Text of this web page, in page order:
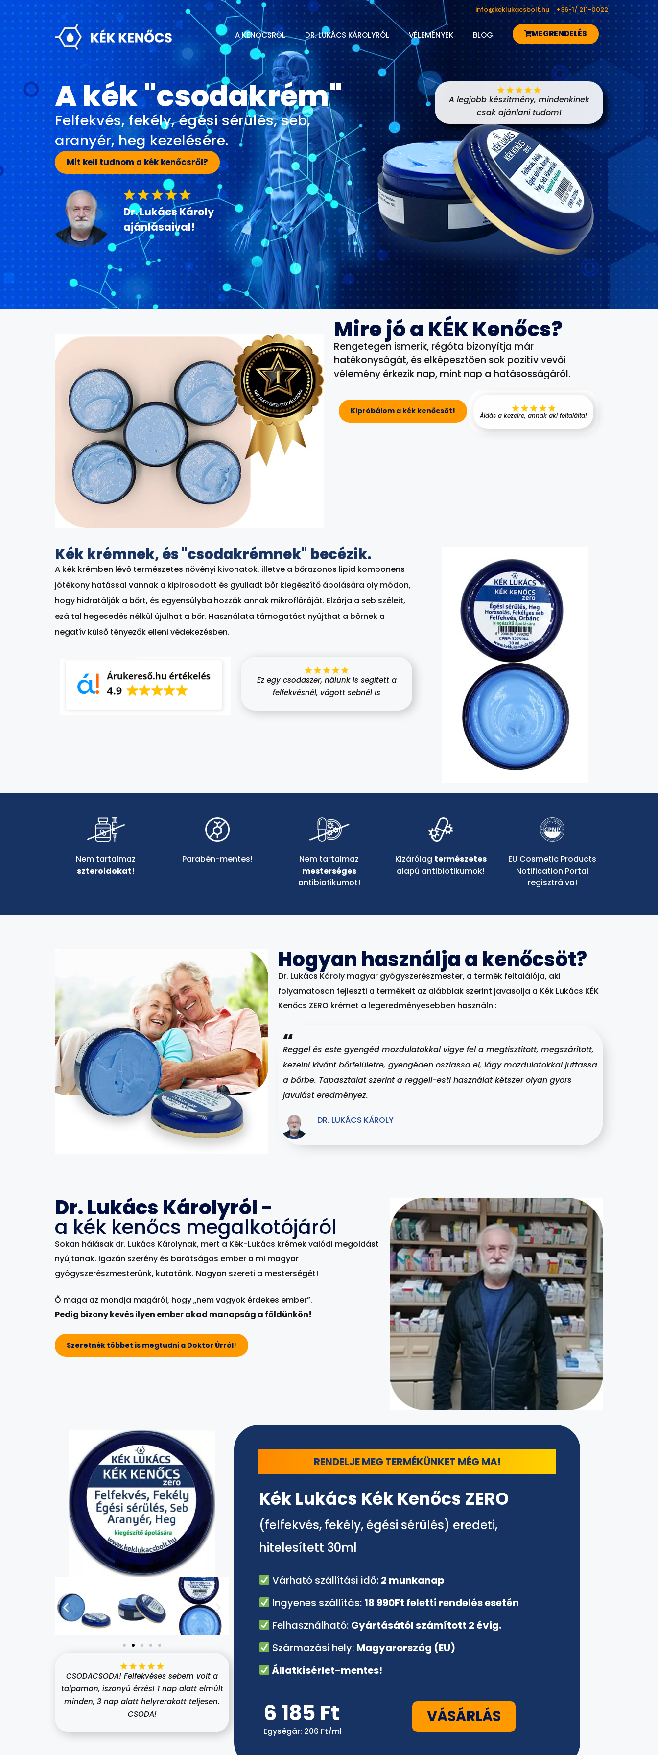
info@keklukacsbolt.hu +36-1/ 211-0022
A KENŐCSRŐL DR. LUKÁCS KÁROLYRÓL VÉLEMÉNYEK BLOG MEGRENDELÉS
A kék "csodakrém"
Felfekvés, fekély, égési sérülés, seb,
aranyér, heg kezelésére.
Mit kell tudnom a kék kenőcsről?
Dr. Lukács Károly
ajánlásaival!
A legjobb készítmény, mindenkinek
csak ajánlani tudom!
Mire jó a KÉK Kenőcs?
Rengetegen ismerik, régóta bizonyítja már
hatékonyságát, és elképesztően sok pozitív vevői
vélemény érkezik nap, mint nap a hatásosságáról.
Kipróbálom a kék kenőcsöt! Áldás a kezeire, annak akifeltalálta!
Kék krémnek, és "csodakrémnek" becézik.
A kék krémben lévő természetes növényi kivonatok, illetve a bőrazonos lipid komponens
jótékony hatással vannak a kipirosodott és gyulladt bőr kiegészítő ápolására oly módon,
hogy hidratálják a bőrt, és egyensúlyba hozzák annak mikroflóráját. Elzárja a seb széleit,
ezáltal hegesedés nélkül újulhat a bőr. Használata támogatást nyújthat a bőrnek a
negatív külső tényezők elleni védekezésben.
Ez egy csodaszer, nálunk is segített a
felfekvésnél, vágott sebnél is
Nem tartalmaz
szteroidokat!
Parabén-mentes!
Nem tartalmaz
mesterséges
antibiotikumot!
Kizárólag természetes
alapú antibiotikumok!
EU Cosmetic Products
Notification Portal
regisztrálva!
Hogyan használja a kenőcsöt?
Dr. Lukács Károly magyar gyógyszerészmester, a termék feltalálója, aki
folyamatosan fejleszti a termékeit az alábbiak szerint javasolja a Kék Lukács KÉK
Kenőcs ZERO krémet a legeredményesebben használni:
Reggel és este gyengéd mozdulatokkal vigye fel a megtisztított, megszárított,
kezelni kívánt bőrfelületre, gyengéden oszlassa el, lágy mozdulatokkal juttassa
a bőrbe. Tapasztalat szerint a reggeli-esti használat kétszer olyan gyors
javulást eredményez.
DR. LUKÁCS KÁROLY
Dr. Lukács Károlyról -
a kék kenőcs megalkotójáról
Sokan hálásak dr. Lukács Károlynak, mert a Kék-Lukács krémek valódi megoldást
nyújtanak. Igazán szerény és barátságos ember a mi magyar
gyógyszerészmesterünk, kutatónk. Nagyon szereti a mesterségét!
Ő maga az mondja magáról, hogy „nem vagyok érdekes ember”.
Pedig bizony kevés ilyen ember akad manapság a földünkön!
Szeretnék többet is megtudni a Doktor Úrról!
CSODACSODA! Felfekvéses sebem volt a
talpamon, iszonyú érzés! 1 nap alatt elmúlt
minden, 3 nap alatt helyrerakott teljesen.
CSODA!
RENDELJE MEG TERMÉKÜNKET MÉG MA!
Kék Lukács Kék Kenőcs ZERO
(felfekvés, fekély, égési sérülés) eredeti,
hitelesített 30ml
Várható szállítási idő: 2 munkanap
Ingyenes szállítás: 18 990Ft feletti rendelés esetén
Felhasználható: Gyártásától számított 2 évig.
Származási hely: Magyarország (EU)
Állatkísérlet-mentes!
6 185 Ft
Egységár: 206 Ft/ml
VÁSÁRLÁS